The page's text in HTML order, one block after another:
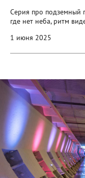
Серия про подземный
где нет неба, ритм
1 июня 2025